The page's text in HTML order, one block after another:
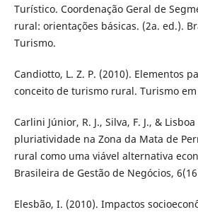
Turístico. Coordenação Geral de
rural: orientações básicas. (2a. ed.).
Turismo.
Candiotto, L. Z. P. (2010). Elementos
conceito de turismo rural. Turismo em
Carlini Júnior, R. J., Silva, F. J., &
pluriatividade na Zona da Mata de
rural como uma viável alternativa
Brasileira de Gestão de Negócios,
Elesbão, I. (2010). Impactos